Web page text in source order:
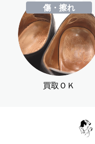
傷・擦れ
買取ＯＫ